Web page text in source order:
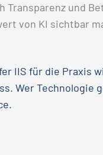
Transparenz und
von KI sichtbar
IIS für die
Wer